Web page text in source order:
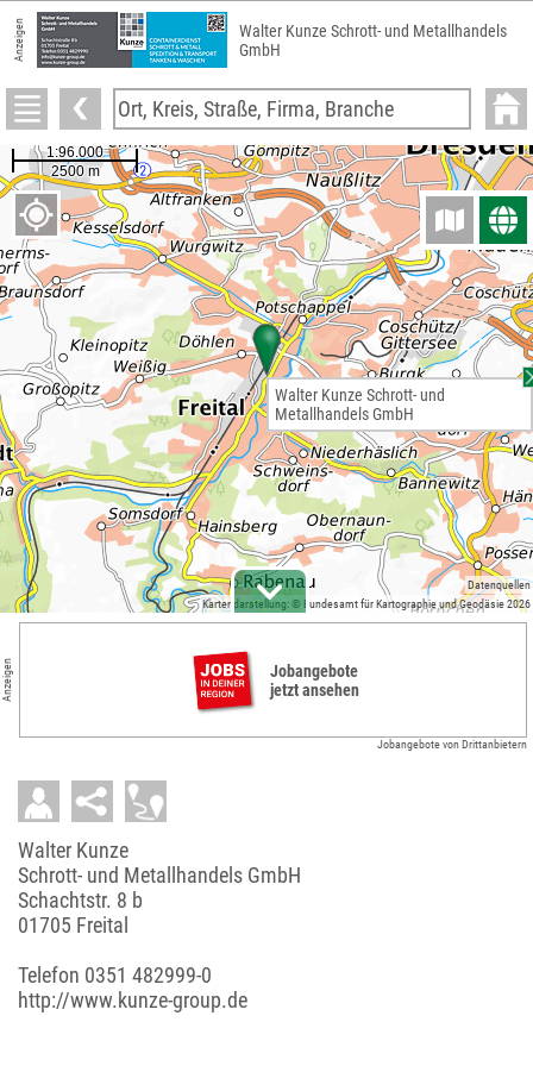
Anzeigen
Walter Kunze Schrott- und Metallhandels
GmbH
Kartendarstellung: © Bundesamt für Kartographie und Geodäsie 2026
Datenquellen
Walter Kunze Schrott- und
Metallhandels GmbH
Anzeigen
Jobangebote
jetzt ansehen
Jobangebote von Drittanbietern
Walter Kunze
Schrott- und Metallhandels GmbH
Schachtstr. 8 b
01705 Freital
Telefon 0351 482999-0
http://www.kunze-group.de